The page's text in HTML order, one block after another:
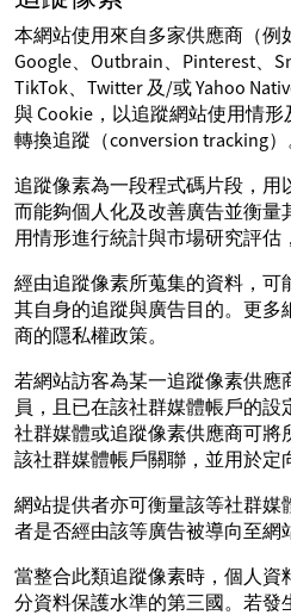
本網站使用來自多家供應商（例
Google、Outbrain、Pinterest、
TikTok、Twitter 及/或 Yahoo
與 Cookie，以追蹤網站使用情
轉換追蹤（conversion tracking）
追蹤像素為一段程式碼片段，用
而能夠個人化及改善廣告並衡量
用情形進行統計與市場研究評估
經由追蹤像素所蒐集的資料，可
其自身的追蹤與廣告目的。更多
商的隱私權政策。
若網站訪客為某一追蹤像素供應
員，且已在該社群媒體帳戶的
社群媒體或追蹤像素供應商可將
該社群媒體帳戶關聯，並用於定
網站提供者亦可衡量該等社群媒
者是否經由該等廣告被導向至網
當整合此類追蹤像素時，個人資
分資料保護水準的第三國。若發